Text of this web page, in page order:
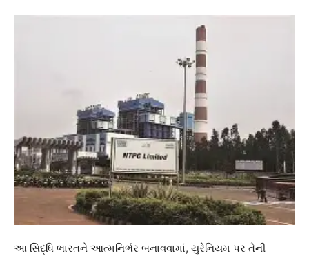
આ સિદ્ધિ ભારતને આત્મનિર્ભર બનાવવામાં, યુરેનિયમ પર તેની